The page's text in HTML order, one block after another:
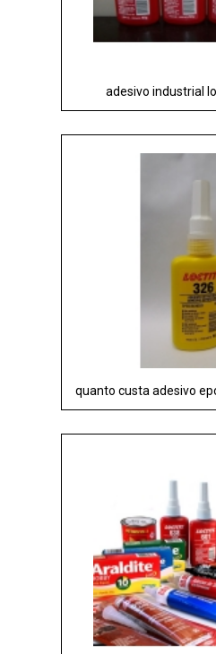
adesivo industrial
quanto custa adesivo